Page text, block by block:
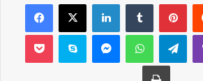
Facebook
X LinkedInTumblr
Pocket Skype MessengerWhatsApp
Yazdır